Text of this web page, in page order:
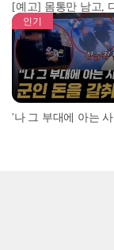
인기